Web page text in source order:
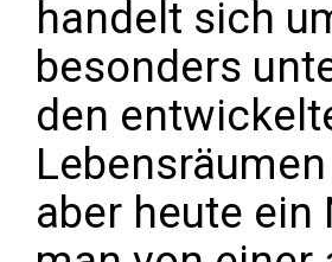
handelt sich
besonders
den
aber heute ein